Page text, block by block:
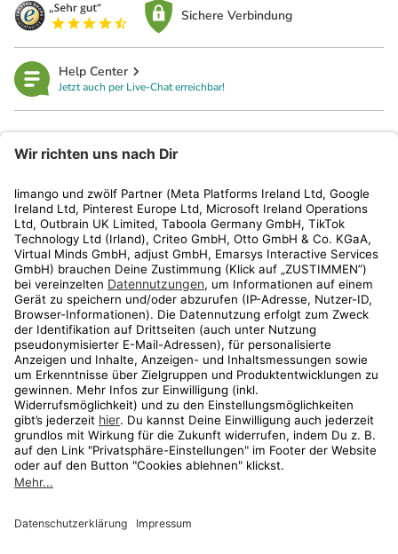
Sichere Verbindung
Help Center
Jetzt auch per Live-Chat erreichbar!
Kundenservice
Shop
Aktionen
Travel